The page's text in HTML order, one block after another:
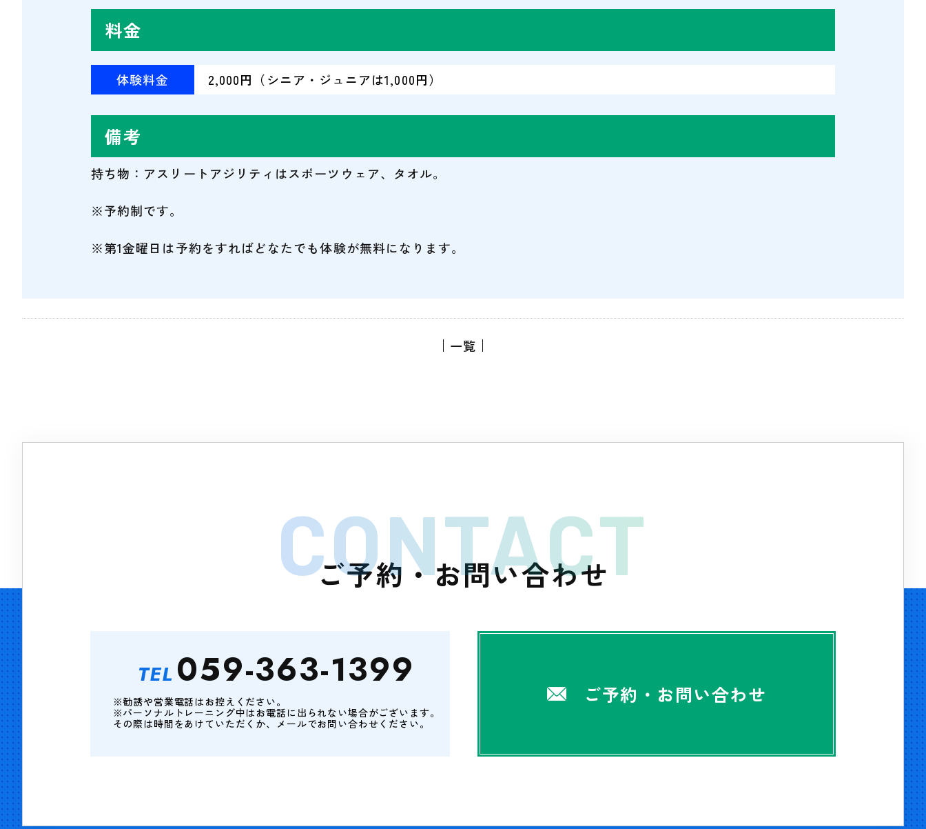
料金
体験料金 2,000円（シニア・ジュニアは1,000円）
備考
持ち物：アスリートアジリティはスポーツウェア、タオル。
※予約制です。
※第1金曜日は予約をすればどなたでも体験が無料になります。
一覧
CONTACT
ご予約・お問い合わせ
TEL 059-363-1399
※勧誘や営業電話はお控えください。
※パーソナルトレーニング中はお電話に出られない場合がございます。
その際は時間をあけていただくか、メールでお問い合わせください。
ご予約・お問い合わせ